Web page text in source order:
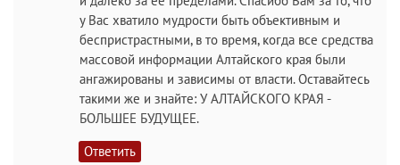
у Вас хватило мудрости быть объективным и
беспристрастными, в то время, когда все средства
массовой информации Алтайского края были
ангажированы и зависимы от власти. Оставайтесь
такими же и знайте: У АЛТАЙСКОГО КРАЯ -
БОЛЬШЕЕ БУДУЩЕЕ.
Ответить